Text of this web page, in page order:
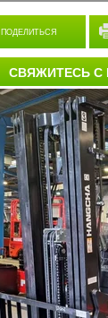
ПОДЕЛИТЬСЯ
СВЯЖИТЕСЬ С